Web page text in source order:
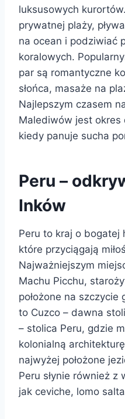
luksusowych
prywatnej plaży,
na ocean i podziwiać
koralowych.
par są romantyczne
słońca, masaże na
Najlepszym czasem
Malediwów jest
kiedy panuje sucha
Peru –
Inków
Peru to kraj o bogatej
które przyciągają
Najważniejszym
Machu Picchu,
położone na szczycie
to Cuzco – dawna
– stolica Peru, gdzie
kolonialną
najwyżej położone
Peru słynie również
jak ceviche, lomo